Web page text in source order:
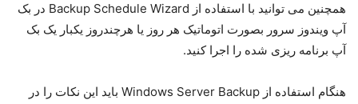
همچنین می توانید با استفاده از Backup Schedule Wizard در بک
آپ ویندوز سرور بصورت اتوماتیک هر روز یا هرچندروز یکبار یک بک
آپ برنامه ریزی شده را اجرا کنید.
هنگام استفاده از Windows Server Backup باید این نکات را در